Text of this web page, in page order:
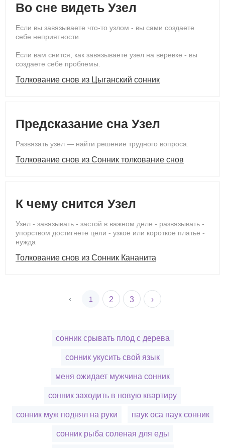
Во сне видеть Узел
Если вы завязываете что-то узлом - вы сами создаeтe
себе неприятности.
Если вам снится, как завязываете узел на веревке - вы
создаете себе проблемы.
Толкование снов из Цыганский сонник
Предсказание сна Узел
Развязать узел — найти решение трудного вопроса.
Толкование снов из Сонник толкование снов
К чему снится Узел
Узел - завязывать - застой в важном деле - развязывать -
упорством достигнете цели - узкое или короткое платье -
нужда
Толкование снов из Сонник Кананита
‹ 1 2 3 ›
сонник срывать плод с дерева
сонник укусить свой язык
меня ожидает мужчина сонник
сонник заходить в новую квартиру
сонник муж поднял на руки паук оса паук сонник
сонник рыба соленая для еды